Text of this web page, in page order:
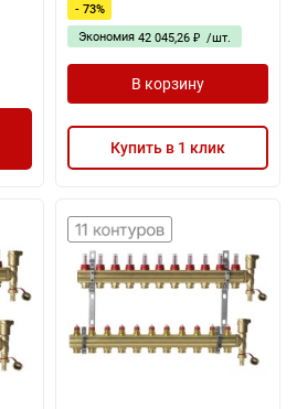
- 73%
Экономия 42 045,26 ₽ /шт.
В корзину
Купить в 1 клик